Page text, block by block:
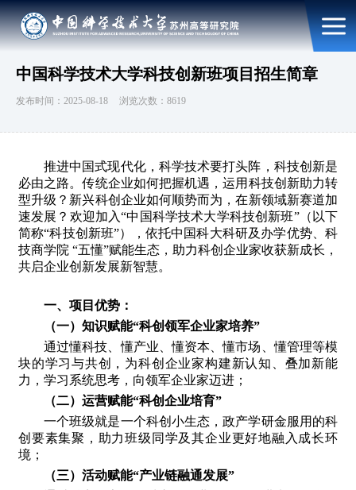
中国科学技术大学科技创新班项目招生简章
发布时间：2025-08-18 浏览次数：8619